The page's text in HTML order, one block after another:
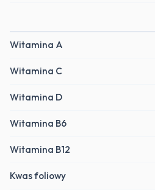
Witamina A
Witamina C
Witamina D
Witamina B6
Witamina B12
Kwas foliowy